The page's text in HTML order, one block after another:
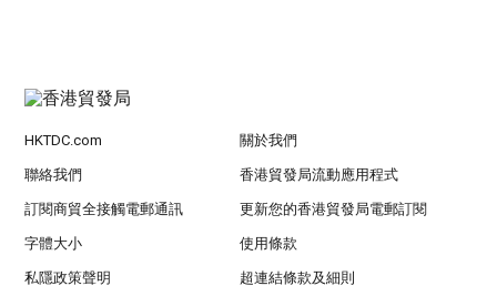
HKTDC.com 關於我們
聯絡我們 香港貿發局流動應用程式
訂閱商貿全接觸電郵通訊 更新您的香港貿發局電郵訂閱
字體大小 使用條款
私隱政策聲明 超連結條款及細則